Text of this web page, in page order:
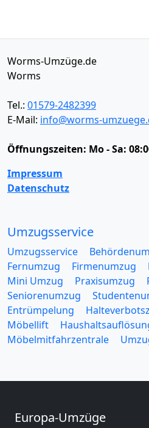
Worms-Umzüge.de
Worms
Tel.: 01579-2482399
E-Mail: info@worms-
Öffnungszeiten: Mo - Sa:
Impressum
Datenschutz
Umzugsservice
Umzugsservice
Fernumzug
Firmenumzug
Mini Umzug
Praxisumzug
Seniorenumzug
Entrümpelung
Möbellift
Möbelmitfahrzentrale
Europa-Umzüge